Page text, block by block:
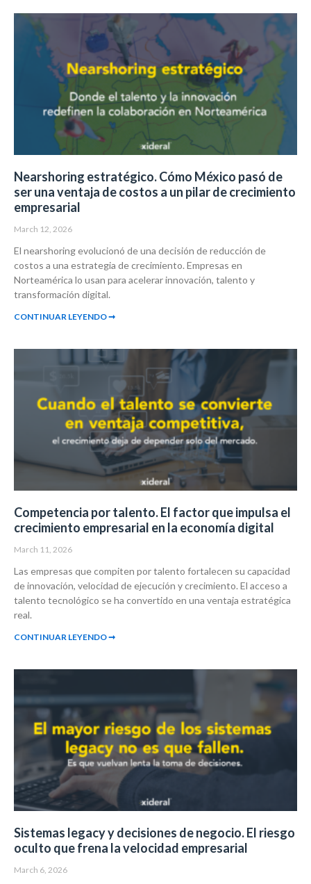
Nearshoring estratégico. Cómo México pasó de
ser una ventaja de costos a un pilar de crecimiento
empresarial
March 12, 2026
El nearshoring evolucionó de una decisión de reducción de
costos a una estrategia de crecimiento. Empresas en
Norteamérica lo usan para acelerar innovación, talento y
transformación digital.
CONTINUAR LEYENDO ➞
Competencia por talento. El factor que impulsa el
crecimiento empresarial en la economía digital
March 11, 2026
Las empresas que compiten por talento fortalecen su capacidad
de innovación, velocidad de ejecución y crecimiento. El acceso a
talento tecnológico se ha convertido en una ventaja estratégica
real.
CONTINUAR LEYENDO ➞
Sistemas legacy y decisiones de negocio. El riesgo
oculto que frena la velocidad empresarial
March 6, 2026